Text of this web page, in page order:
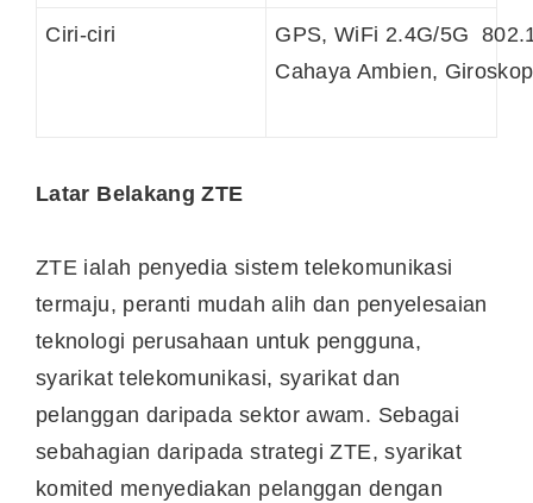
Ciri-ciri
GPS, WiFi 2.4G/5G
Cahaya Ambien,
Latar Belakang ZTE
ZTE ialah penyedia sistem telekomunikasi
termaju, peranti mudah alih dan penyelesaian
teknologi perusahaan untuk pengguna,
syarikat telekomunikasi, syarikat dan
pelanggan daripada sektor awam. Sebagai
sebahagian daripada strategi ZTE, syarikat
komited menyediakan pelanggan dengan